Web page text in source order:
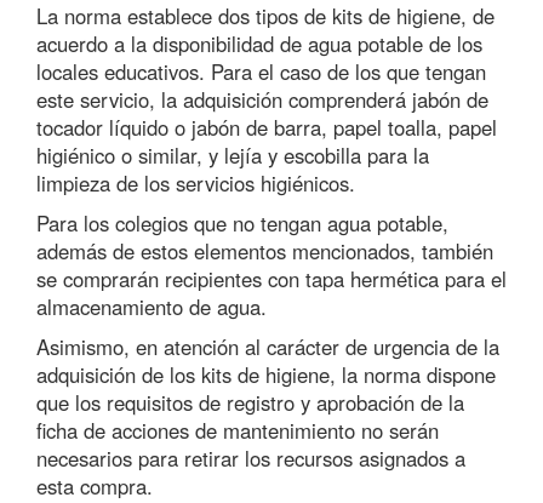
La norma establece dos tipos de kits de higiene, de
acuerdo a la disponibilidad de agua potable de los
locales educativos. Para el caso de los que tengan
este servicio, la adquisición comprenderá jabón de
tocador líquido o jabón de barra, papel toalla, papel
higiénico o similar, y lejía y escobilla para la
limpieza de los servicios higiénicos.
Para los colegios que no tengan agua potable,
además de estos elementos mencionados, también
se comprarán recipientes con tapa hermética para el
almacenamiento de agua.
Asimismo, en atención al carácter de urgencia de la
adquisición de los kits de higiene, la norma dispone
que los requisitos de registro y aprobación de la
ficha de acciones de mantenimiento no serán
necesarios para retirar los recursos asignados a
esta compra.